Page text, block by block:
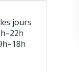
jours